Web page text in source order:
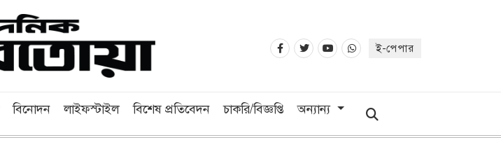
ই-পেপার
বিনোদন লাইফস্টাইল বিশেষ প্রতিবেদন চাকরি/বিজ্ঞপ্তি অন্যান্য